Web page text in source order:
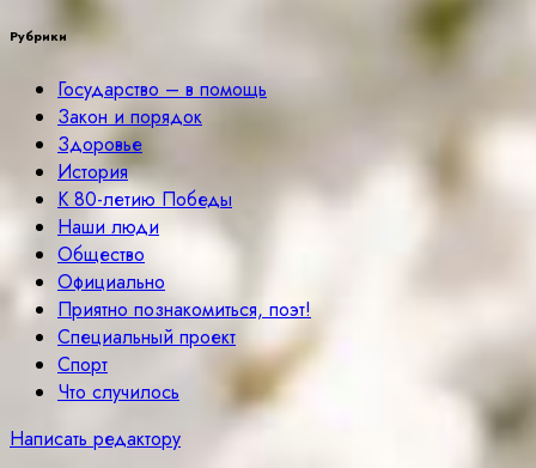
Рубрики
Государство – в помощь
Закон и порядок
Здоровье
История
К 80-летию Победы
Наши люди
Общество
Официально
Приятно познакомиться, поэт!
Специальный проект
Спорт
Что случилось
Написать редактору